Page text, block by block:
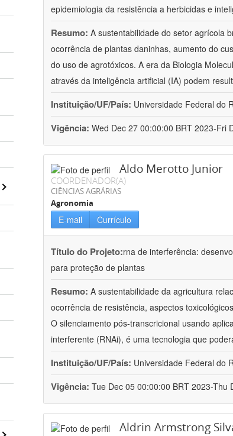
epidemiologia da resistência a herbicidas e
Resumo: A sustentabilidade do setor agrícola
ocorrência de plantas daninhas, aumento do
do uso de agrotóxicos. A era da Biologia
através da inteligência artificial (IA) podem
Instituição/UF/País: Universidade Federal do
Vigência: Wed Dec 27 00:00:00 BRT 2023-Fri
Aldo Merotto Junior
COORDENADOR(A)
CIÊNCIAS AGRÁRIAS
Agronomia
E-mail Currículo
Título do Projeto:rna de interferência:
para proteção de plantas
Resumo: A sustentabilidade da agricultura
ocorrência de resistência, aspectos
O silenciamento pós-transcricional usando
interferente (RNAi), é uma tecnologia que
Instituição/UF/País: Universidade Federal do
Vigência: Tue Dec 05 00:00:00 BRT 2023-Thu
Aldrin Armstrong